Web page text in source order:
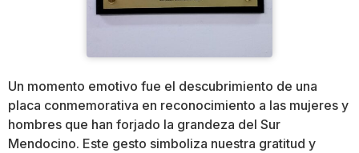
Un momento emotivo fue el descubrimiento de una
placa conmemorativa en reconocimiento a las mujeres y
hombres que han forjado la grandeza del Sur
Mendocino. Este gesto simboliza nuestra gratitud y